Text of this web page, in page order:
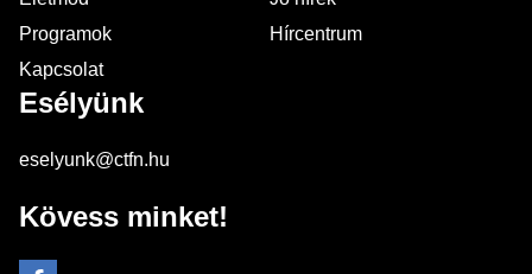
Programok
Hírcentrum
Kapcsolat
Esélyünk
eselyunk@ctfn.hu
Kövess minket!